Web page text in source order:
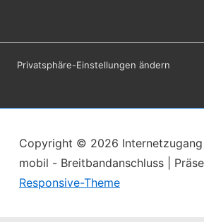
Privatsphäre-Einstellungen ändern
Copyright © 2026
mobil - Breitbandanschluss
|
Responsive-Theme